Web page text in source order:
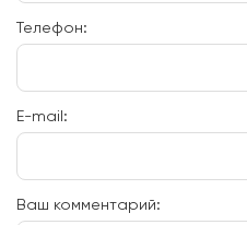
Телефон:
E-mail:
Ваш комментарий: